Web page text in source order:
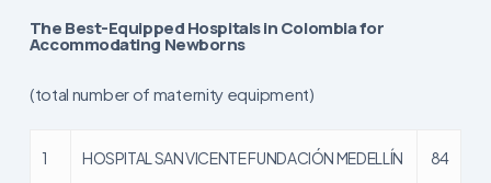
The Best-Equipped Hospitals in Colombia for
Accommodating Newborns
(total number of maternity equipment)
1 HOSPITAL SAN VICENTE FUNDACIÓN MEDELLÍN 84